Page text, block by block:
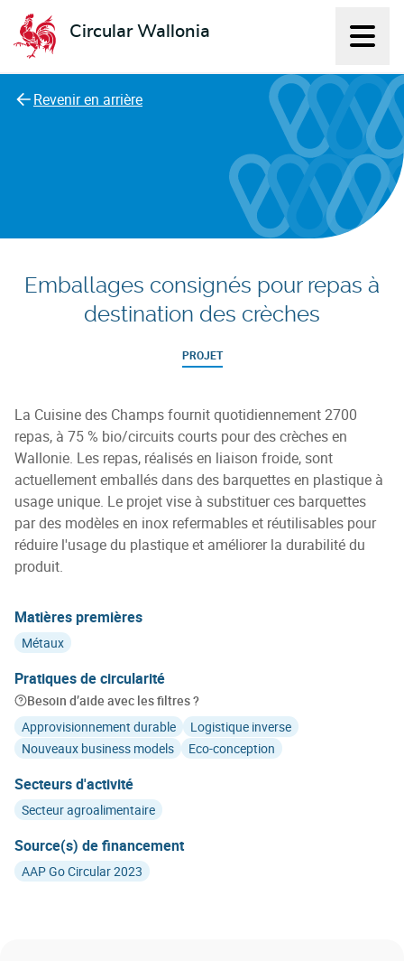
Circular Wallonia
L'économie circulaire
Revenir en arrière
Emballages consignés pour repas à
destination des crèches
PROJET
La Cuisine des Champs fournit quotidiennement 2700
repas, à 75 % bio/circuits courts pour des crèches en
Wallonie. Les repas, réalisés en liaison froide, sont
actuellement emballés dans des barquettes en plastique à
usage unique. Le projet vise à substituer ces barquettes
par des modèles en inox refermables et réutilisables pour
réduire l'usage du plastique et améliorer la durabilité du
produit.
Matières premières
Métaux
Pratiques de circularité
Besoin d’aide avec les filtres ?
Approvisionnement durable
Logistique inverse
Nouveaux business models
Eco-conception
Secteurs d'activité
Secteur agroalimentaire
Source(s) de financement
AAP Go Circular 2023